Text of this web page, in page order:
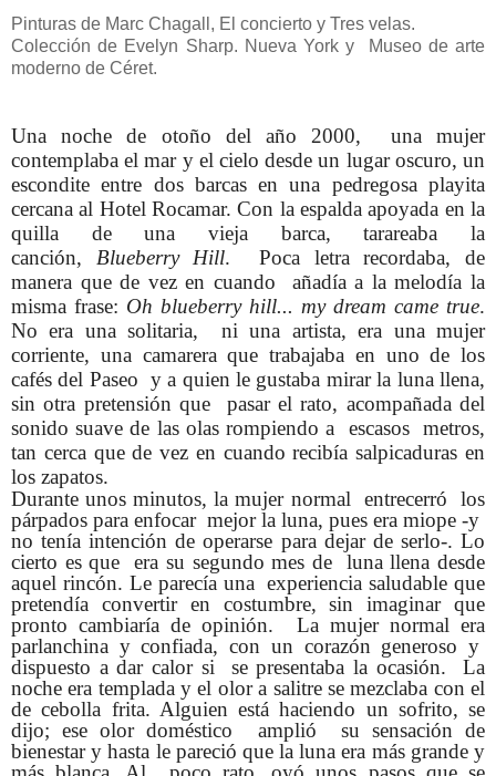
Pinturas de Marc Chagall, El concierto y Tres velas.
Colección de Evelyn Sharp. Nueva York y Museo de arte
moderno de Céret.
Una noche de otoño del año 2000, una mujer
contemplaba el mar y el cielo desde un lugar oscuro, un
escondite entre dos barcas en una pedregosa playita
cercana al Hotel Rocamar. Con la espalda apoyada en la
quilla de una vieja barca, tarareaba la
canción, Blueberry Hill. Poca letra recordaba, de
manera que de vez en cuando añadía a la melodía la
misma frase: Oh blueberry hill... my dream came true.
No era una solitaria, ni una artista, era una mujer
corriente, una camarera que trabajaba en uno de los
cafés del Paseo y a quien le gustaba mirar la luna llena,
sin otra pretensión que pasar el rato, acompañada del
sonido suave de las olas rompiendo a escasos metros,
tan cerca que de vez en cuando recibía salpicaduras en
los zapatos.
Durante unos minutos, la mujer normal entrecerró los
párpados para enfocar mejor la luna, pues era miope -y
no tenía intención de operarse para dejar de serlo-. Lo
cierto es que era su segundo mes de luna llena desde
aquel rincón. Le parecía una experiencia saludable que
pretendía convertir en costumbre, sin imaginar que
pronto cambiaría de opinión. La mujer normal era
parlanchina y confiada, con un corazón generoso y
dispuesto a dar calor si se presentaba la ocasión. La
noche era templada y el olor a salitre se mezclaba con el
de cebolla frita. Alguien está haciendo un sofrito, se
dijo; ese olor doméstico amplió su sensación de
bienestar y hasta le pareció que la luna era más grande y